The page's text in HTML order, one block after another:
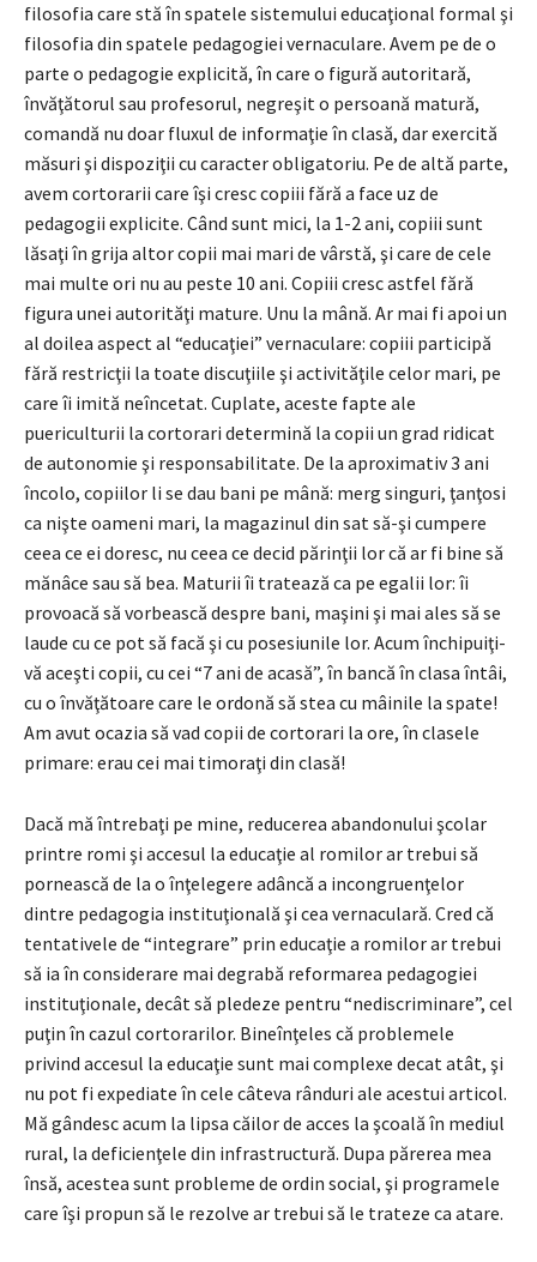
filosofia care stă în spatele sistemului educaţional formal şi
filosofia din spatele pedagogiei vernaculare. Avem pe de o
parte o pedagogie explicită, în care o figură autoritară,
învăţătorul sau profesorul, negreşit o persoană matură,
comandă nu doar fluxul de informaţie în clasă, dar exercită
măsuri şi dispoziţii cu caracter obligatoriu. Pe de altă parte,
avem cortorarii care îşi cresc copiii fără a face uz de
pedagogii explicite. Când sunt mici, la 1-2 ani, copiii sunt
lăsaţi în grija altor copii mai mari de vârstă, şi care de cele
mai multe ori nu au peste 10 ani. Copiii cresc astfel fără
figura unei autorităţi mature. Unu la mână. Ar mai fi apoi un
al doilea aspect al “educaţiei” vernaculare: copiii participă
fără restricţii la toate discuţiile şi activităţile celor mari, pe
care îi imită neîncetat. Cuplate, aceste fapte ale
puericulturii la cortorari determină la copii un grad ridicat
de autonomie şi responsabilitate. De la aproximativ 3 ani
încolo, copiilor li se dau bani pe mână: merg singuri, ţanţosi
ca nişte oameni mari, la magazinul din sat să-şi cumpere
ceea ce ei doresc, nu ceea ce decid părinţii lor că ar fi bine să
mănâce sau să bea. Maturii îi tratează ca pe egalii lor: îi
provoacă să vorbească despre bani, maşini şi mai ales să se
laude cu ce pot să facă şi cu posesiunile lor. Acum închipuiţi-
vă aceşti copii, cu cei “7 ani de acasă”, în bancă în clasa întâi,
cu o învăţătoare care le ordonă să stea cu mâinile la spate!
Am avut ocazia să vad copii de cortorari la ore, în clasele
primare: erau cei mai timoraţi din clasă!
Dacă mă întrebaţi pe mine, reducerea abandonului şcolar
printre romi şi accesul la educaţie al romilor ar trebui să
pornească de la o înţelegere adâncă a incongruenţelor
dintre pedagogia instituţională şi cea vernaculară. Cred că
tentativele de “integrare” prin educaţie a romilor ar trebui
să ia în considerare mai degrabă reformarea pedagogiei
instituţionale, decât să pledeze pentru “nediscriminare”, cel
puţin în cazul cortorarilor. Bineînţeles că problemele
privind accesul la educaţie sunt mai complexe decat atât, şi
nu pot fi expediate în cele câteva rânduri ale acestui articol.
Mă gândesc acum la lipsa căilor de acces la şcoală în mediul
rural, la deficienţele din infrastructură. Dupa părerea mea
însă, acestea sunt probleme de ordin social, şi programele
care îşi propun să le rezolve ar trebui să le trateze ca atare.